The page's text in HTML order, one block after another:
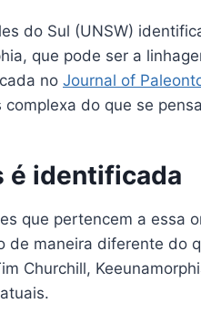
do Sul (UNSW)
que pode ser a
no Journal of
do que se
é identificada
que pertencem a essa
de maneira diferente do
Churchill,